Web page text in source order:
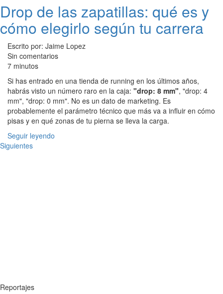
Drop de las zapatillas: qué es y
cómo elegirlo según tu carrera
Escrito por: Jaime Lopez
Sin comentarios
7 minutos
Si has entrado en una tienda de running en los últimos años,
habrás visto un número raro en la caja: "drop: 8 mm", "drop: 4
mm", "drop: 0 mm". No es un dato de marketing. Es
probablemente el parámetro técnico que más va a influir en cómo
pisas y en qué zonas de tu pierna se lleva la carga.
Seguir leyendo
Siguientes
Reportajes